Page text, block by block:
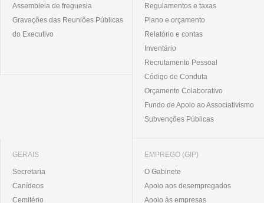
Assembleia de freguesia
Gravações das Reuniões Públicas
do Executivo
Regulamentos e taxas
Plano e orçamento
Relatório e contas
Inventário
Recrutamento Pessoal
Código de Conduta
Orçamento Colaborativo
Fundo de Apoio ao Associativismo
Subvenções Públicas
GERAIS
Secretaria
Canídeos
Cemitério
EMPREGO (GIP)
O Gabinete
Apoio aos desempregados
Apoio às empresas